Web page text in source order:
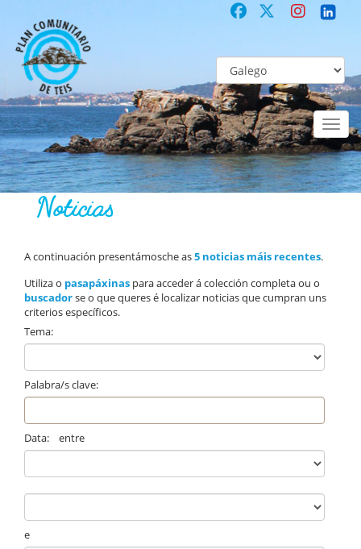
Toggle
DE TEIS Teis informa Noticias
Noticias
A continuación presentámosche as5 noticias máis recentes.
Utiliza o pasapáxinas para acceder á colección completa ou o
buscadorse o que queres é localizar noticias que cumpran uns
criterios específicos.
Tema:
Palabra/s clave:
Data: entre
e